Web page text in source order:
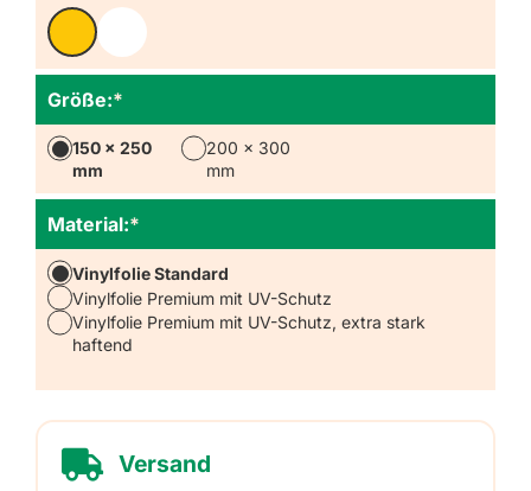
*
Größe:
150 x 250
mm
200 x 300
mm
*
Material:
Vinylfolie Standard
Vinylfolie Premium mit UV-Schutz
Vinylfolie Premium mit UV-Schutz, extra stark
haftend
Versand